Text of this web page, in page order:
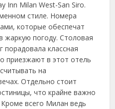
Inn Milan West-San Siro.
стиле. Номера
которые обеспечат
погоду. Столовая
порадовала классная
приезжают в этот отель
на
Отдельно стоит
что крайне важно
всего Милан ведь